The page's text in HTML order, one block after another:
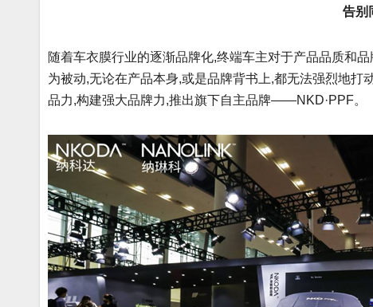
告别
随着车衣膜行业的逐渐品牌化,终端车主对于产品品质和
为被动,无论在产品本身,或是品牌背书上,都无法强烈地
品力,构建强大品牌力,推出旗下自主品牌——NKD·PPF。